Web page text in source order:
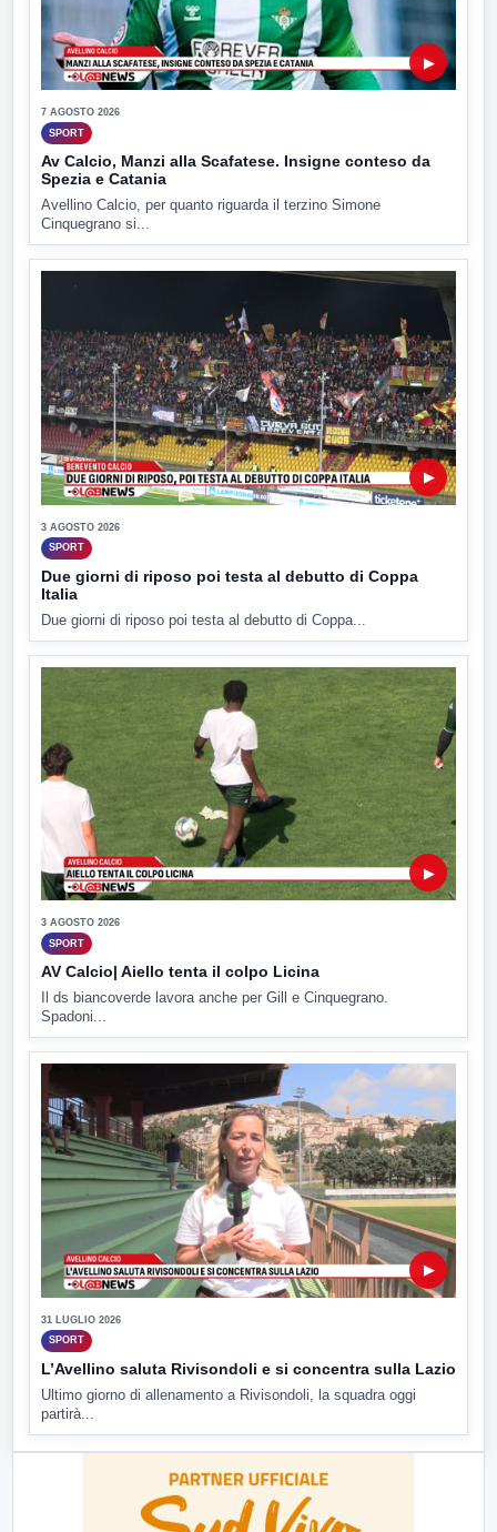
▶
7 AGOSTO 2026
SPORT
Av Calcio, Manzi alla Scafatese. Insigne conteso da
Spezia e Catania
Avellino Calcio, per quanto riguarda il terzino Simone
Cinquegrano si...
▶
3 AGOSTO 2026
SPORT
Due giorni di riposo poi testa al debutto di Coppa
Italia
Due giorni di riposo poi testa al debutto di Coppa...
▶
3 AGOSTO 2026
SPORT
AV Calcio| Aiello tenta il colpo Licina
Il ds biancoverde lavora anche per Gill e Cinquegrano.
Spadoni...
▶
31 LUGLIO 2026
SPORT
L’Avellino saluta Rivisondoli e si concentra sulla Lazio
Ultimo giorno di allenamento a Rivisondoli, la squadra oggi
partirà...